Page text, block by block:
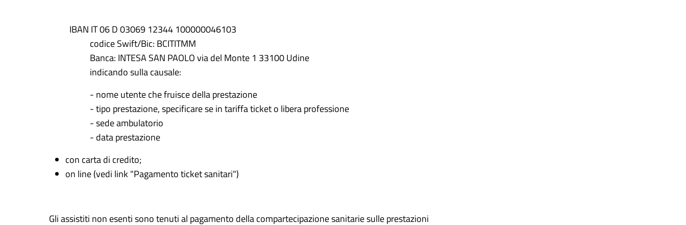
IBAN IT 06 D 03069 12344 100000046103
codice Swift/Bic: BCITITMM
Banca: INTESA SAN PAOLO via del Monte 1 33100 Udine
indicando sulla causale:
- nome utente che fruisce della prestazione
- tipo prestazione, specificare se in tariffa ticket o libera professione
- sede ambulatorio
- data prestazione
con carta di credito;
on line (vedi link "Pagamento ticket sanitari")
Gli assistiti non esenti sono tenuti al pagamento della compartecipazione sanitarie sulle prestazioni